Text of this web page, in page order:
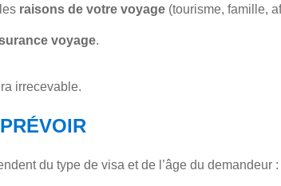
raisons de votre voyage (tourisme, famille,
voyage.
irrecevable.
du type de visa et de l’âge du demandeur :